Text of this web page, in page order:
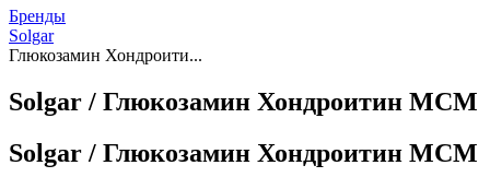
Бренды
Solgar
Глюкозамин Хондроити...
Solgar / Глюкозамин Хондроитин МСМ
Solgar / Глюкозамин Хондроитин МСМ